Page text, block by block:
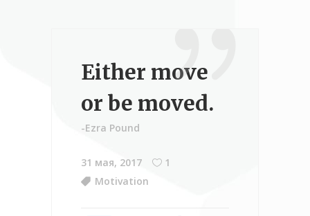
Either move
or be moved.
-Ezra Pound
31 мая, 2017
1
Motivation